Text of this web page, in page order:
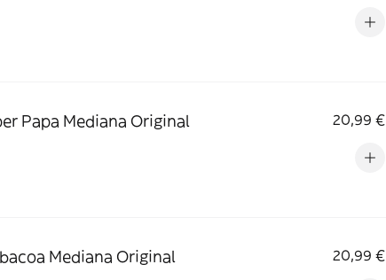
Papa Mediana Original 20,99 €
Mediana Original 20,99 €